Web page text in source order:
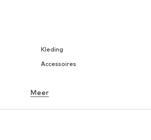
Kleding
Accessoires
Meer